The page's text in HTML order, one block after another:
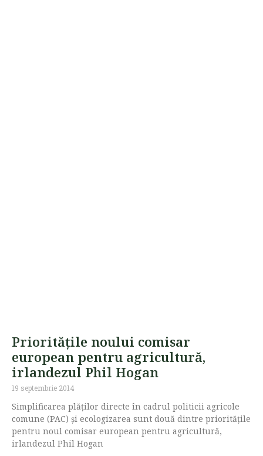
Prioritățile noului comisar
european pentru agricultură,
irlandezul Phil Hogan
19 septembrie 2014
Simplificarea plăților directe în cadrul politicii agricole
comune (PAC) și ecologizarea sunt două dintre prioritățile
pentru noul comisar european pentru agricultură,
irlandezul Phil Hogan